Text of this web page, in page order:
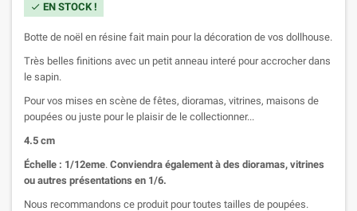
check EN STOCK !
Botte de noël en résine fait main pour la décoration de vos dollhouse.
Très belles finitions avec un petit anneau interé pour accrocher dans
le sapin.
Pour vos mises en scène de fêtes, dioramas, vitrines, maisons de
poupées ou juste pour le plaisir de le collectionner...
4.5 cm
Échelle : 1/12eme. Conviendra également à des dioramas, vitrines
ou autres présentations en 1/6.
Nous recommandons ce produit pour toutes tailles de poupées.